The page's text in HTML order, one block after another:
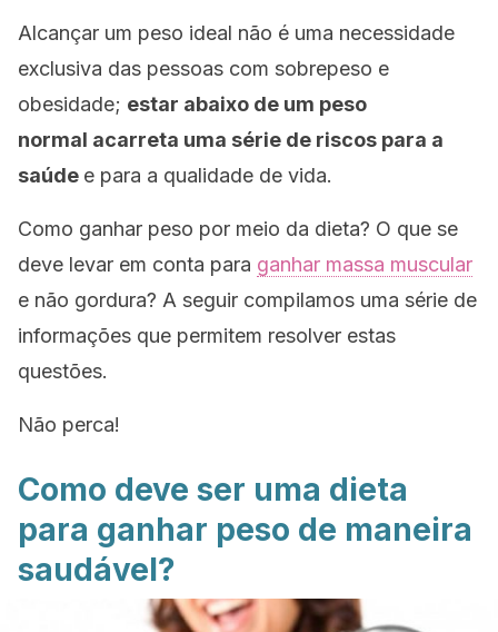
Alcançar um peso ideal não é uma necessidade
exclusiva das pessoas com sobrepeso e
obesidade; estar abaixo de um peso
normal acarreta uma série de riscos para a
saúde e para a qualidade de vida.
Como ganhar peso por meio da dieta? O que se
deve levar em conta para ganhar massa muscular
e não gordura? A seguir compilamos uma série de
informações que permitem resolver estas
questões.
Não perca!
Como deve ser uma dieta
para ganhar peso de maneira
saudável?